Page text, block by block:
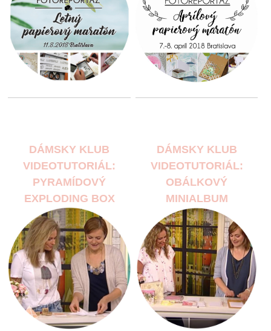
DÁMSKY KLUB
VIDEOTUTORIÁL:
PYRAMÍDOVÝ
EXPLODING BOX
DÁMSKY KLUB
VIDEOTUTORIÁL:
OBÁLKOVÝ
MINIALBUM